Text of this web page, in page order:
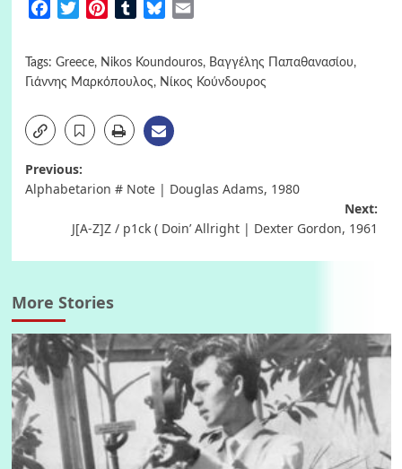
FacebookTwitterPinterestTumblrBluesky
Tags: Greece, Nikos Koundouros, Βαγγέλης Παπαθανασίου,
Γιάννης Mαρκόπουλος, Νίκος Κούνδουρος
Post
Previous:
Alphabetarion # Note | Douglas Adams, 1980
Next:
J[A-Z]Z / p1ck ( Doin’ Allright | Dexter Gordon, 1961
More Stories